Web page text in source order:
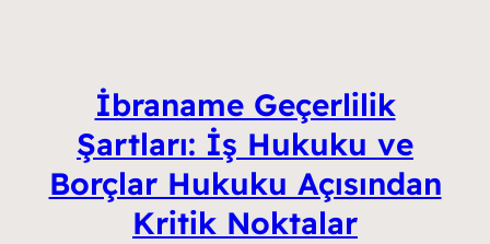
İbraname Geçerlilik
Şartları: İş Hukuku ve
Borçlar Hukuku Açısından
Kritik Noktalar